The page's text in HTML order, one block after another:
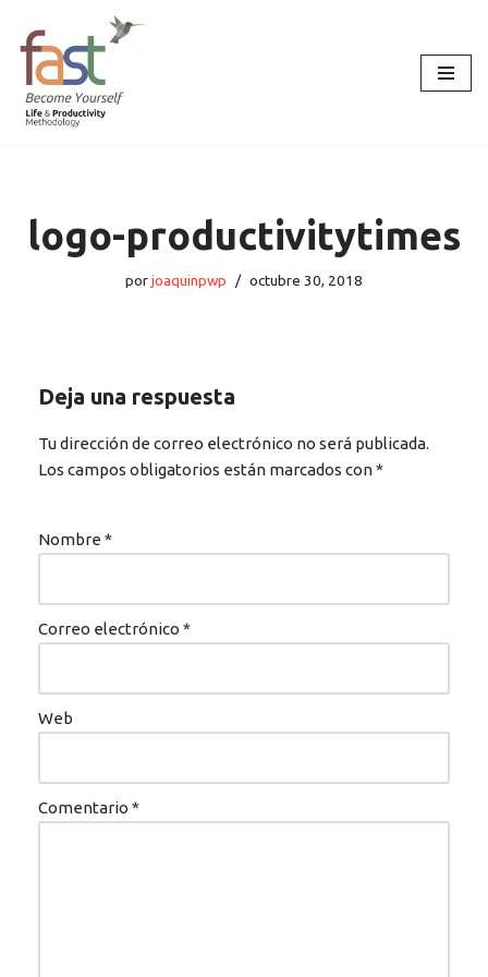
Saltar
al
contenido
logo-productivitytimes
porjoaquinpwp octubre 30, 2018
Deja una respuesta
Tu dirección de correo electrónico no será publicada.
Los campos obligatorios están marcados con*
Nombre *
Correo electrónico *
Web
Comentario *